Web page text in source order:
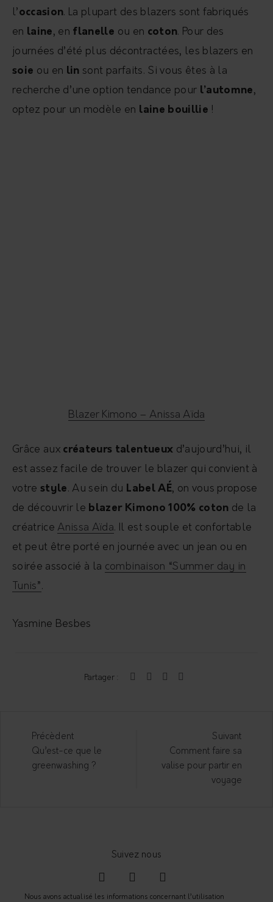
l’occasion. La plupart des blazers sont fabriqués
en laine, en flanelle ou en coton. Pour des
journées d’été plus décontractées, les blazers en
soie ou en lin sont parfaits. Si vous êtes à la
recherche d’une option tendance pour l’automne,
optez pour un modèle en laine bouillie !
Blazer Kimono – Anissa Aïda
Grâce aux créateurs talentueux d’aujourd’hui, il
est assez facile de trouver le blazer qui convient à
votrestyle. Au sein du Label AÉ, on vous propose
de découvrir le blazer Kimono 100% coton de la
créatrice Anissa Aïda.
Il est souple et confortable
et peut être porté en journée avec un jean ou en
soirée associé à la combinaison “Summer day in
Tunis”.
Yasmine Besbes
Partager :
a
Précèdent
Qu’est-ce que le
greenwashing ?
Suivant
Comment faire sa
valise pour partir en
voyage
Nous avons actualisé les informations concernant l’utilisation